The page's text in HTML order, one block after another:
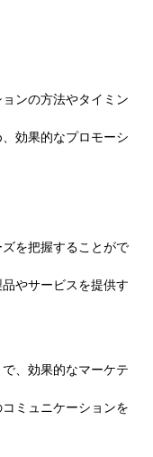
ンの方法やタイミン
効果的なプロモーシ
を把握することがで
やサービスを提供す
、 効果的なマーケテ
ミュニケーションを